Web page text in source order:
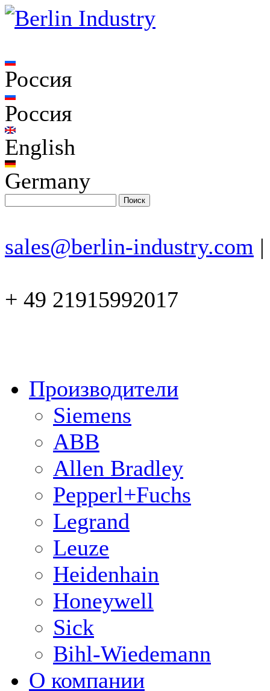
Россия
Россия
English
Germany
sales@berlin-industry.com |
+ 49 21915992017
Производители
Siemens
ABB
Allen Bradley
Pepperl+Fuchs
Legrand
Leuze
Heidenhain
Honeywell
Sick
Bihl-Wiedemann
О компании